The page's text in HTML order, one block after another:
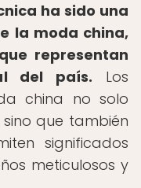
ha sido una
la moda china,
representan
del país. Los
china no solo
que también
significados
meticulosos y